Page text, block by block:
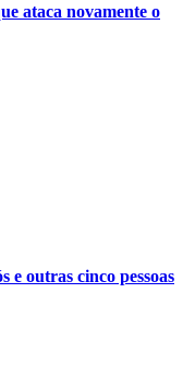
ataca novamente o
e outras cinco pessoas